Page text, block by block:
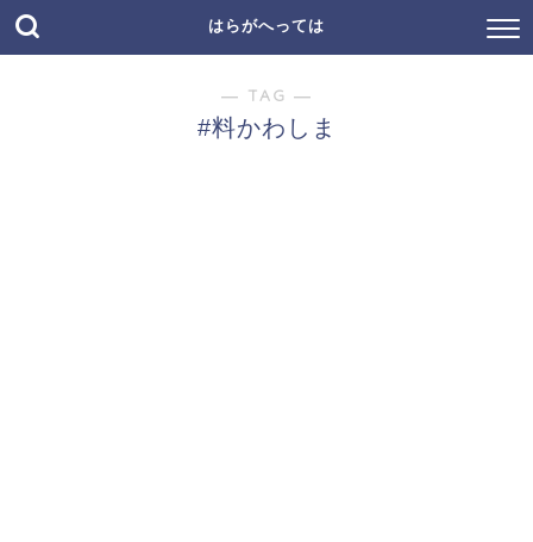
はらがへっては
― TAG ―
#料かわしま